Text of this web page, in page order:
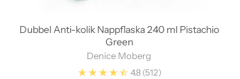
Dubbel Anti-kolik Nappflaska 240 ml Pistachio
Green
Denice Moberg
4.8 (512)